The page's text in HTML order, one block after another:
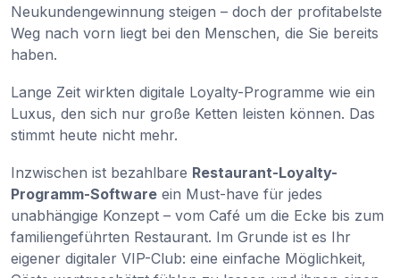
Neukundengewinnung steigen – doch der profitabelste
Weg nach vorn liegt bei den Menschen, die Sie bereits
haben.
Lange Zeit wirkten digitale Loyalty-Programme wie ein
Luxus, den sich nur große Ketten leisten können. Das
stimmt heute nicht mehr.
Inzwischen ist bezahlbare Restaurant-Loyalty-
Programm-Software ein Must-have für jedes
unabhängige Konzept – vom Café um die Ecke bis zum
familiengeführten Restaurant. Im Grunde ist es Ihr
eigener digitaler VIP-Club: eine einfache Möglichkeit,